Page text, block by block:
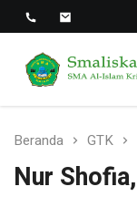
SMA Al-
Smaliska
Beranda GTK
Nur